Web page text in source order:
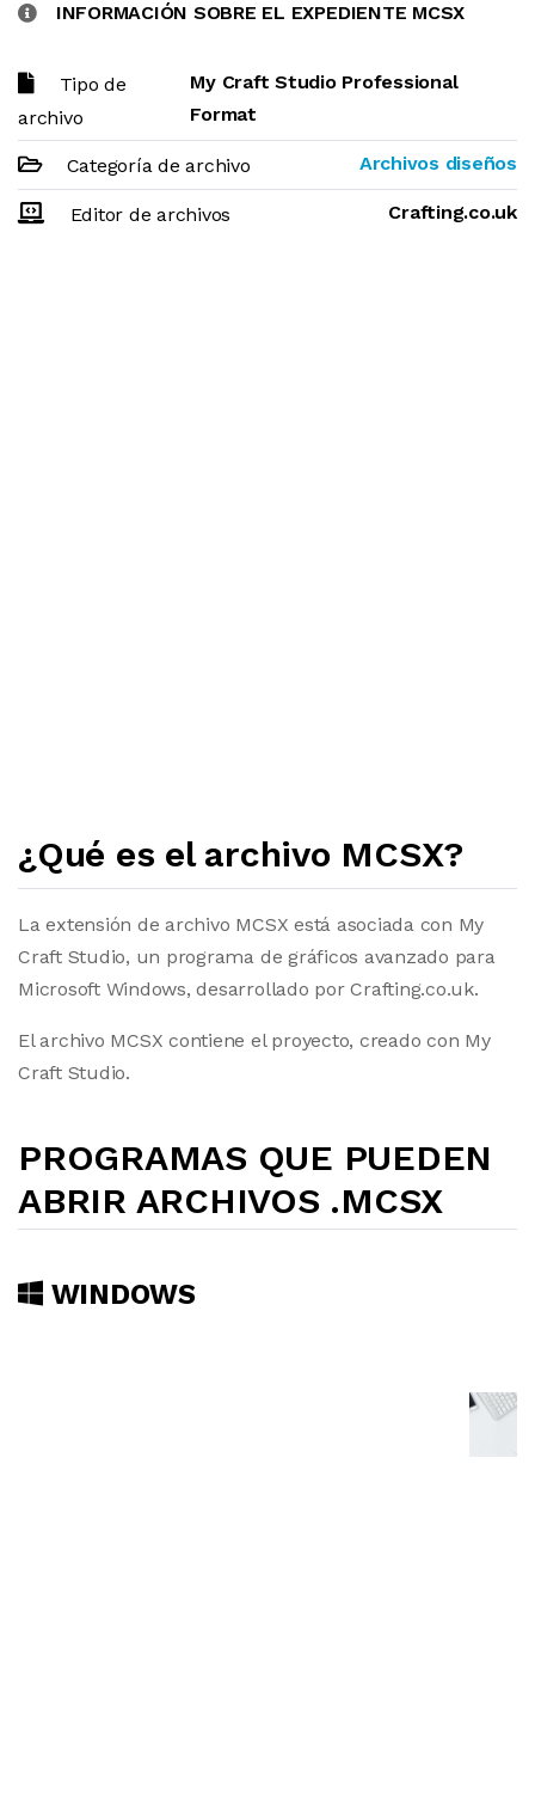
INFORMACIÓN SOBRE EL EXPEDIENTE MCSX
Tipo de
archivo
My Craft Studio Professional
Format
Categoría de archivo Archivos diseños
Editor de archivos Crafting.co.uk
¿Qué es el archivo MCSX?
La extensión de archivo MCSX está asociada con My
Craft Studio, un programa de gráficos avanzado para
Microsoft Windows, desarrollado por Crafting.co.uk.
El archivo MCSX contiene el proyecto, creado con My
Craft Studio.
PROGRAMAS QUE PUEDEN
ABRIR ARCHIVOS .MCSX
WINDOWS